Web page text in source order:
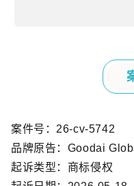
案件号： 26-cv-5742
品牌原告： Goodai
起诉类型：商标侵权